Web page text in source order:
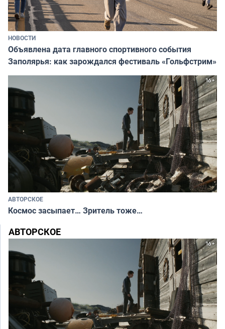
НОВОСТИ
Объявлена дата главного спортивного события
Заполярья: как зарождался фестиваль «Гольфстрим»
АВТОРСКОЕ
Космос засыпает… Зритель тоже…
АВТОРСКОЕ